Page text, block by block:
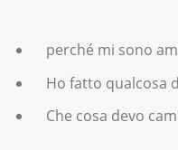
perché mi sono
Ho fatto qualcosa
Che cosa devo